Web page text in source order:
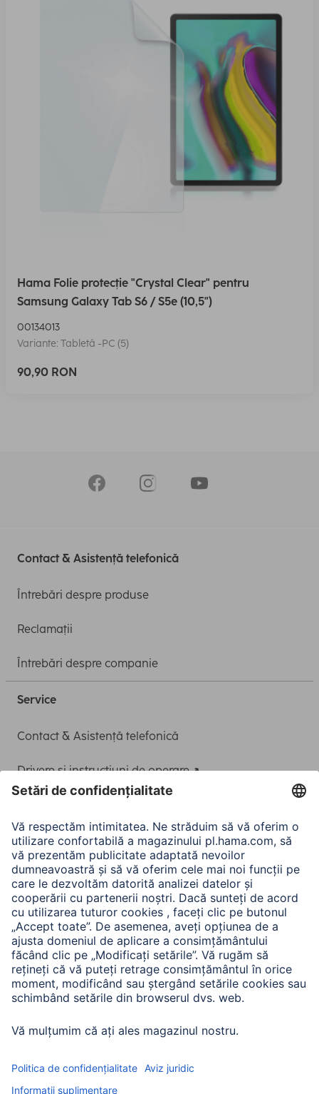
Hama Folie protecție "Crystal Clear" pentru
Samsung Galaxy Tab S6 / S5e (10,5")
00134013
Variante: Tabletă -PC (5)
90,90 RON
Contact & Asistență telefonică
Întrebări despre produse
Reclamații
Întrebări despre companie
Service
Contact & Asistență telefonică
Drivere și instrucțiuni de operare
A.N.P.C.
A.N.P.C. SAL
Companie
Istoria companiei
Hama Mondial
Business-Portal